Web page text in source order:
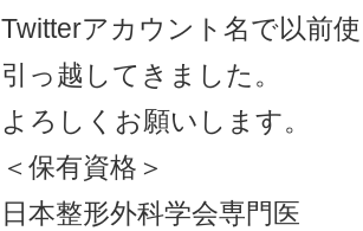
Twitterアカウント名で以前
引っ越してきました。
よろしくお願いします。
＜保有資格＞
日本整形外科学会専門医